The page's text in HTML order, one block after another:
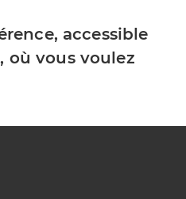
accessible
où vous voulez